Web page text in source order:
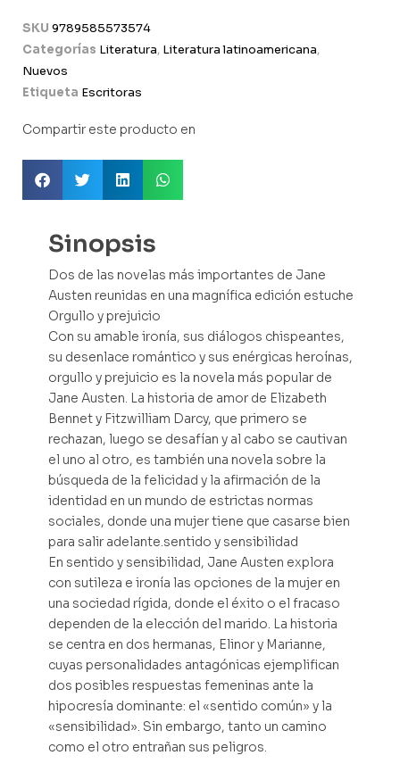
SKU 9789585573574
Categorías Literatura, Literatura latinoamericana,
Nuevos
Etiqueta Escritoras
Compartir este producto en
Sinopsis
Dos de las novelas más importantes de Jane
Austen reunidas en una magnífica edición estuche
Orgullo y prejuicio
Con su amable ironía, sus diálogos chispeantes,
su desenlace romántico y sus enérgicas heroínas,
orgullo y prejuicio es la novela más popular de
Jane Austen. La historia de amor de Elizabeth
Bennet y Fitzwilliam Darcy, que primero se
rechazan, luego se desafían y al cabo se cautivan
el uno al otro, es también una novela sobre la
búsqueda de la felicidad y la afirmación de la
identidad en un mundo de estrictas normas
sociales, donde una mujer tiene que casarse bien
para salir adelante.sentido y sensibilidad
En sentido y sensibilidad, Jane Austen explora
con sutileza e ironía las opciones de la mujer en
una sociedad rígida, donde el éxito o el fracaso
dependen de la elección del marido. La historia
se centra en dos hermanas, Elinor y Marianne,
cuyas personalidades antagónicas ejemplifican
dos posibles respuestas femeninas ante la
hipocresía dominante: el «sentido común» y la
«sensibilidad». Sin embargo, tanto un camino
como el otro entrañan sus peligros.